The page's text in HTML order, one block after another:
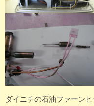
ダイニチの石油ファーン